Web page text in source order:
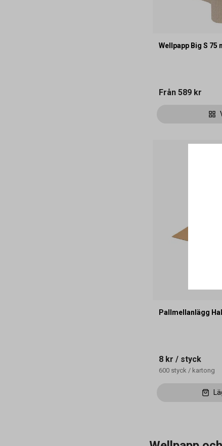
Wellpapp Big S 75
Från 589 kr
Pallmellanlägg
8 kr / styck
600 styck / kartong